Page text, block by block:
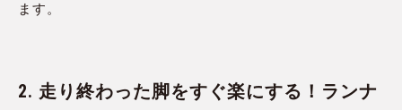
ます。
2. 走り終わった脚をすぐ楽にする！ランナ